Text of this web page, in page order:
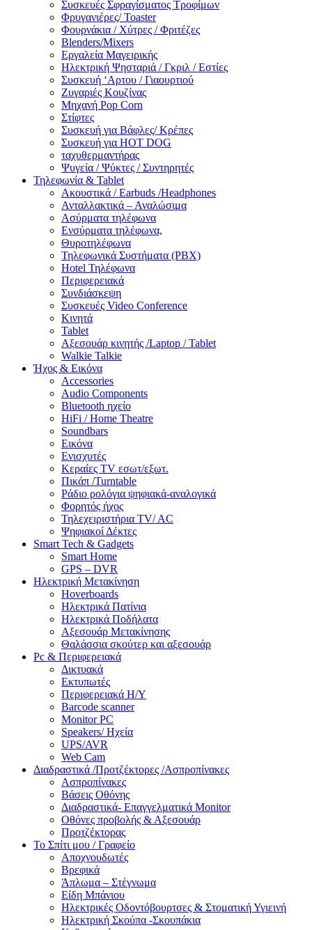
Συσκευές Σφραγίσματος Τροφίμων
Φρυγανιέρες/ Toaster
Φουρνάκια / Χύτρες / Φριτέζες
Blenders/Mixers
Εργαλεία Μαγειρικής
Ηλεκτρική Ψησταριά / Γκριλ / Eστίες
Συσκευή ‘Αρτου / Γιαουρτιού
Ζυγαριές Κουζίνας
Μηχανή Pop Corn
Στίφτες
Συσκευή για Βάφλες/ Κρέπες
Συσκευή για HOT DOG
ταχυθερμαντήρας
Ψυγεία / Ψύκτες / Συντηρητές
Τηλεφωνία & Tablet
Ακουστικά / Earbuds /Headphones
Ανταλλακτικά – Αναλώσιμα
Ασύρματα τηλέφωνα
Ενσύρματα τηλέφωνα,
Θυροτηλέφωνα
Τηλεφωνικά Συστήματα (PBX)
Hotel Τηλέφωνα
Περιφερειακά
Συνδιάσκεψη
Συσκευές Video Conference
Κινητά
Tablet
Αξεσουάρ κινητής /Laptop / Tablet
Walkie Talkie
Ήχος & Εικόνα
Accessories
Audio Components
Bluetooth ηχείο
HiFi / Home Theatre
Soundbars
Εικόνα
Ενισχυτές
Κεραίες TV εσωτ/εξωτ.
Πικάπ /Turntable
Ράδιο ρολόγια ψηφιακά-αναλογικά
Φορητός ήχος
Τηλεχειριστήρια TV/ AC
Ψηφιακοί Δέκτες
Smart Tech & Gadgets
Smart Home
GPS – DVR
Ηλεκτρική Μετακίνηση
Hoverboards
Ηλεκτρικά Πατίνια
Ηλεκτρικά Ποδήλατα
Αξεσουάρ Μετακίνησης
Θαλάσσια σκούτερ και αξεσουάρ
Pc & Περιφερειακά
Δικτυακά
Εκτυπωτές
Περιφερειακά Η/Υ
Barcode scanner
Monitor PC
Speakers/ Ηχεία
UPS/AVR
Web Cam
Διαδραστικά /Προτζέκτορες /Ασπροπίνακες
Ασπροπίνακες
Βάσεις Οθόνης
Διαδραστικά- Επαγγελματικά Monitor
Οθόνες προβολής & Αξεσουάρ
Προτζέκτορας
Το Σπίτι μου / Γραφείο
Αποχνουδωτές
Βρεφικά
Άπλωμα – Στέγνωμα
Είδη Μπάνιου
Ηλεκτρικές Οδοντόβουρτσες & Στοματική Υγιεινή
Ηλεκτρική Σκούπα -Σκουπάκια